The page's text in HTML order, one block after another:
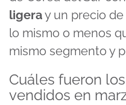
ligeray un precio de
lo mismo o menos
mismo segmento y
Cuáles fueron
vendidos en